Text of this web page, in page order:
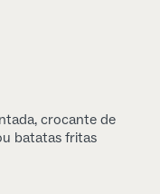
crocante de
batatas fritas